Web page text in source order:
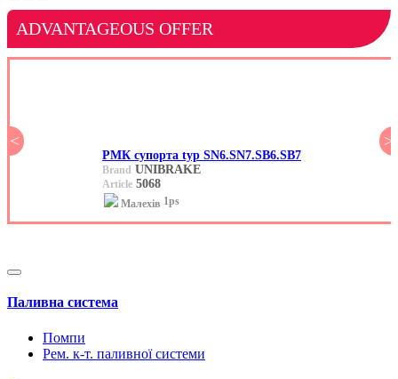
ADVANTAGEOUS OFFER
<
РМК супорта typ SN6.SN7.SB6.SB7
Brand UNIBRAKE
Article 5068
Малехів 1ps
>
Паливна система
Помпи
Рем. к-т. паливної системи